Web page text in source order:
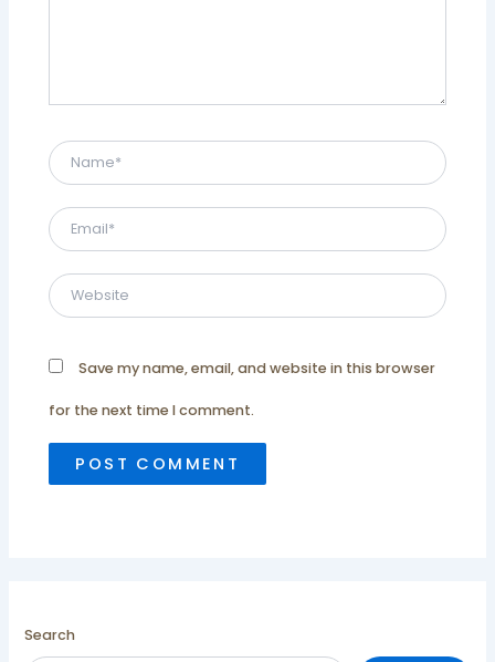
Name*
Email*
Website
Save my name, email, and website in this browser
for the next time I comment.
Search